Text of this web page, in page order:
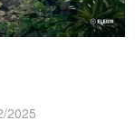
2025